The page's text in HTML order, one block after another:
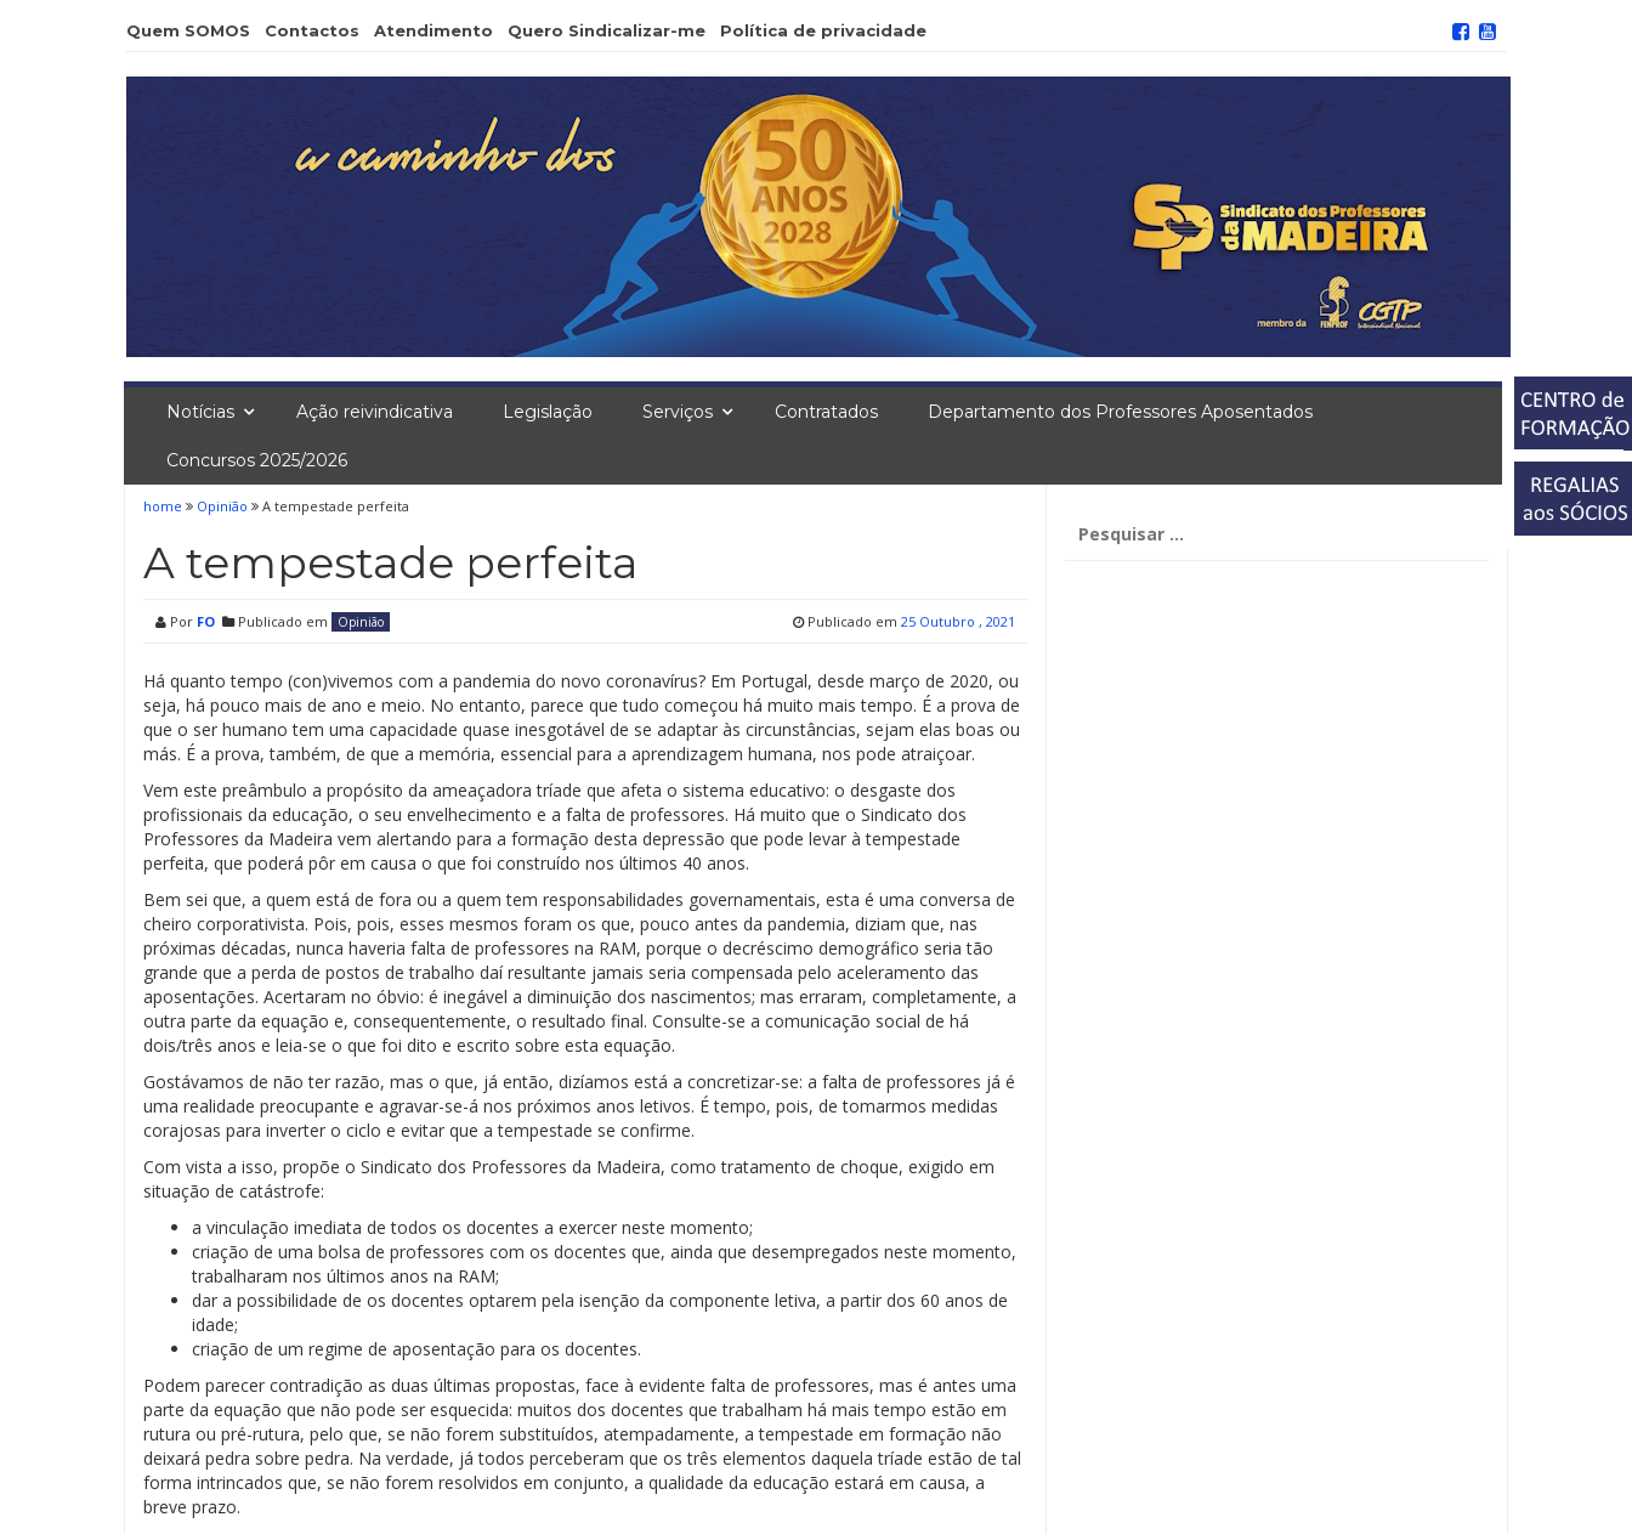
Quem SOMOS Contactos Atendimento Quero Sindicalizar-me Política de privacidade
Notícias Ação reivindicativa Legislação Serviços Contratados Departamento dos Professores Aposentados
Concursos 2025/2026
home Opinião A tempestade perfeita
A tempestade perfeita
Por FO Publicado em Opinião Publicado em 25 Outubro , 2021
Há quanto tempo (con)vivemos com a pandemia do novo coronavírus? Em Portugal, desde março de 2020, ou
seja, há pouco mais de ano e meio. No entanto, parece que tudo começou há muito mais tempo. É a prova de
que o ser humano tem uma capacidade quase inesgotável de se adaptar às circunstâncias, sejam elas boas ou
más. É a prova, também, de que a memória, essencial para a aprendizagem humana, nos pode atraiçoar.
Vem este preâmbulo a propósito da ameaçadora tríade que afeta o sistema educativo: o desgaste dos
profissionais da educação, o seu envelhecimento e a falta de professores. Há muito que o Sindicato dos
Professores da Madeira vem alertando para a formação desta depressão que pode levar à tempestade
perfeita, que poderá pôr em causa o que foi construído nos últimos 40 anos.
Bem sei que, a quem está de fora ou a quem tem responsabilidades governamentais, esta é uma conversa de
cheiro corporativista. Pois, pois, esses mesmos foram os que, pouco antes da pandemia, diziam que, nas
próximas décadas, nunca haveria falta de professores na RAM, porque o decréscimo demográfico seria tão
grande que a perda de postos de trabalho daí resultante jamais seria compensada pelo aceleramento das
aposentações. Acertaram no óbvio: é inegável a diminuição dos nascimentos; mas erraram, completamente, a
outra parte da equação e, consequentemente, o resultado final. Consulte-se a comunicação social de há
dois/três anos e leia-se o que foi dito e escrito sobre esta equação.
Gostávamos de não ter razão, mas o que, já então, dizíamos está a concretizar-se: a falta de professores já é
uma realidade preocupante e agravar-se-á nos próximos anos letivos. É tempo, pois, de tomarmos medidas
corajosas para inverter o ciclo e evitar que a tempestade se confirme.
Com vista a isso, propõe o Sindicato dos Professores da Madeira, como tratamento de choque, exigido em
situação de catástrofe:
a vinculação imediata de todos os docentes a exercer neste momento;
criação de uma bolsa de professores com os docentes que, ainda que desempregados neste momento,
trabalharam nos últimos anos na RAM;
dar a possibilidade de os docentes optarem pela isenção da componente letiva, a partir dos 60 anos de
idade;
criação de um regime de aposentação para os docentes.
Podem parecer contradição as duas últimas propostas, face à evidente falta de professores, mas é antes uma
parte da equação que não pode ser esquecida: muitos dos docentes que trabalham há mais tempo estão em
rutura ou pré-rutura, pelo que, se não forem substituídos, atempadamente, a tempestade em formação não
deixará pedra sobre pedra. Na verdade, já todos perceberam que os três elementos daquela tríade estão de tal
forma intrincados que, se não forem resolvidos em conjunto, a qualidade da educação estará em causa, a
breve prazo.
por: